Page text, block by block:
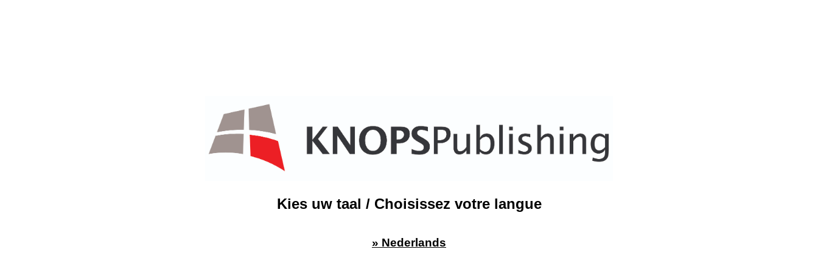
Kies uw taal / Choisissez votre langue
» Nederlands